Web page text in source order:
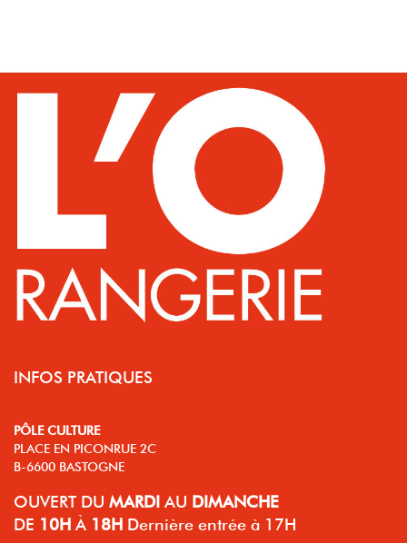
INFOS PRATIQUES
PÔLE CULTURE
PLACE EN PICONRUE 2C
B-6600 BASTOGNE
OUVERT DU MARDI AU DIMANCHE
DE 10H À 18H Dernière entrée à 17H